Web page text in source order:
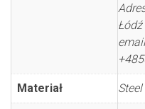
Materiał Steel